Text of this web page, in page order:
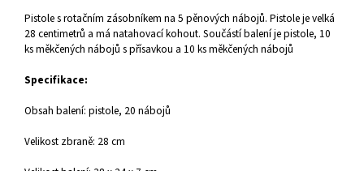
Pistole s rotačním zásobníkem na 5 pěnových nábojů. Pistole je velká
28 centimetrů a má natahovací kohout. Součástí balení je pistole, 10
ks měkčených nábojů s přísavkou a 10 ks měkčených nábojů
Specifikace:
Obsah balení: pistole, 20 nábojů
Velikost zbraně: 28 cm